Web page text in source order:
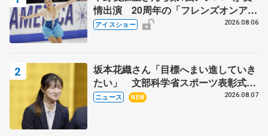
情出演 20周年の「フレンズオンアイ
ス」 宮本賢二さん、有川梨絵さん、
アイスショー 2026.08.06
坂本花織さん「目標へまい進していき
たい」 文部科学省スポーツ表彰式で
代表謝辞
ニュース NEW 2026.08.07